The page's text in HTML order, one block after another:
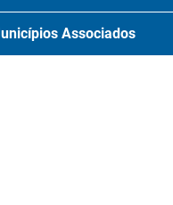
Associados